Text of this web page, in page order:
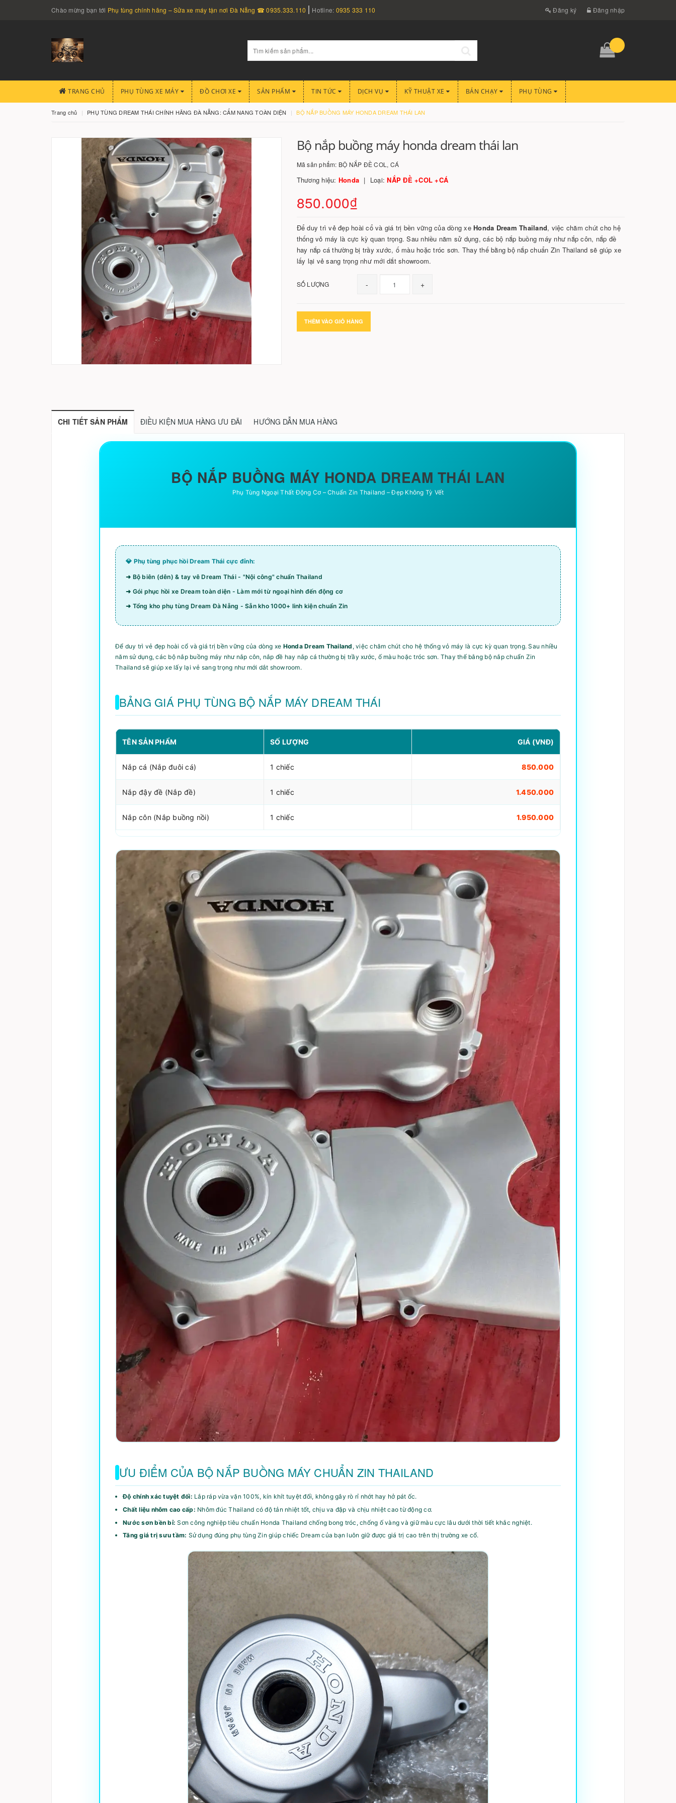
Chào mừng bạn tới Phụ tùng chính hãng – Sửa xe máy tận nơi Đà Nẵng ☎ 0935.333.110 Hotline: 0935 333 110 Đăng ký Đăng nhập
TRANG CHỦ PHỤ TÙNG XE MÁY ĐỒ CHƠI XE SẢN PHẨM TIN TỨC DỊCH VỤ KỸ THUẬT XE BÁN CHẠY PHỤ TÙNG
Trang chủ PHỤ TÙNG DREAM THÁI CHÍNH HÃNG ĐÀ NẴNG: CẨM NANG TOÀN DIỆN BỘ NẮP BUỒNG MÁY HONDA DREAM THÁI LAN
Bộ nắp buồng máy honda dream thái lan
Mã sản phẩm: BỘ NẮP ĐỀ COL, CÁ
Thương hiệu: Honda Loại:NẮP ĐỀ +COL +CÁ
850.000₫
Để duy trì vẻ đẹp hoài cổ và giá trị bền vững của dòng xe Honda Dream Thailand, việc chăm chút cho hệ
thống vỏ máy là cực kỳ quan trọng. Sau nhiều năm sử dụng, các bộ nắp buồng máy như nắp côn, nắp đề
hay nắp cá thường bị trầy xước, ố màu hoặc tróc sơn. Thay thế bằng bộ nắp chuẩn Zin Thailand sẽ giúp xe
lấy lại vẻ sang trọng như mới dắt showroom.
SỐ LƯỢNG - +
THÊM VÀO GIỎ HÀNG
CHI TIẾT SẢN PHẨM ĐIỀU KIỆN MUA HÀNG ƯU ĐÃI HƯỚNG DẪN MUA HÀNG
BỘ NẮP BUỒNG MÁY HONDA DREAM THÁI LAN
Phụ Tùng Ngoại Thất Động Cơ – Chuẩn Zin Thailand – Đẹp Không Tỳ Vết
💎 Phụ tùng phục hồi Dream Thái cực đỉnh:
➜ Bộ biên (dên) & tay vê Dream Thái - "Nội công" chuẩn Thailand
➜ Gói phục hồi xe Dream toàn diện - Làm mới từ ngoại hình đến động cơ
➜ Tổng kho phụ tùng Dream Đà Nẵng - Sẵn kho 1000+ linh kiện chuẩn Zin
Để duy trì vẻ đẹp hoài cổ và giá trị bền vững của dòng xe Honda Dream Thailand , việc chăm chút cho hệ thống vỏ máy là cực kỳ quan trọng. Sau nhiều
năm sử dụng, các bộ nắp buồng máy như nắp côn, nắp đề hay nắp cá thường bị trầy xước, ố màu hoặc tróc sơn. Thay thế bằng bộ nắp chuẩn Zin
Thailand sẽ giúp xe lấy lại vẻ sang trọng như mới dắt showroom.
BẢNG GIÁ PHỤ TÙNG BỘ NẮP MÁY DREAM THÁI
TÊN SẢN PHẨM SỐ LƯỢNG GIÁ (VNĐ)
Nắp cá (Nắp đuôi cá) 1 chiếc 850.000
Nắp đậy đề (Nắp đề) 1 chiếc 1.450.000
Nắp côn (Nắp buồng nồi) 1 chiếc 1.950.000
ƯU ĐIỂM CỦA BỘ NẮP BUỒNG MÁY CHUẨN ZIN THAILAND
Độ chính xác tuyệt đối: Lắp ráp vừa vặn 100%, kín khít tuyệt đối, không gây rò rỉ nhớt hay hở pát ốc.
Chất liệu nhôm cao cấp: Nhôm đúc Thailand có độ tản nhiệt tốt, chịu va đập và chịu nhiệt cao từ động cơ.
Nước sơn bền bỉ: Sơn công nghiệp tiêu chuẩn Honda Thailand chống bong tróc, chống ố vàng và giữ màu cực lâu dưới thời tiết khắc nghiệt.
Tăng giá trị sưu tầm: Sử dụng đúng phụ tùng Zin giúp chiếc Dream của bạn luôn giữ được giá trị cao trên thị trường xe cổ.